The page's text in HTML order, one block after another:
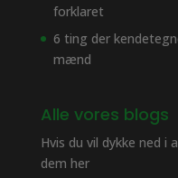
forklaret
6 ting der
mænd
Alle vores blogs
Hvis du vil dykke ned i
dem her